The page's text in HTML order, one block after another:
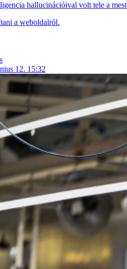
hallucinációival volt tele a
a weboldalról.
12. 15:32